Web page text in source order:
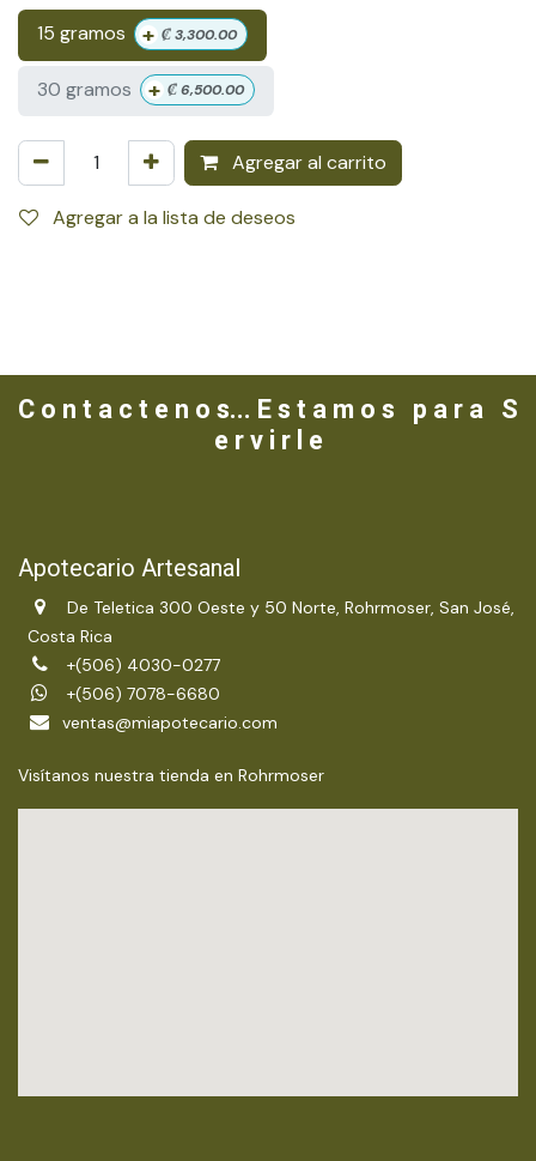
15 gramos + ₡3,300.00
30 gramos + ₡6,500.00
Agregar al carrito
Agregar a la lista de deseos
C o n t a c t e n o s... E s t a m o s p a r a S
e r v i r l e
Apotecario Artesanal
De Teletica 300 Oeste y 50 Norte, Rohrmoser, San José,
Costa Rica
+(506) 4030-0277
+(506) 7078-6680
ventas@miapotecario.com
Visítanos nuestra tienda en Rohrmoser